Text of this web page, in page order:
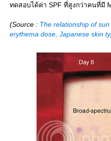
ทดสอบได้ค่า SPF ที่สูงกว่าคนที่มี
(Source : The relationship of
erythema dose, Japanese skin